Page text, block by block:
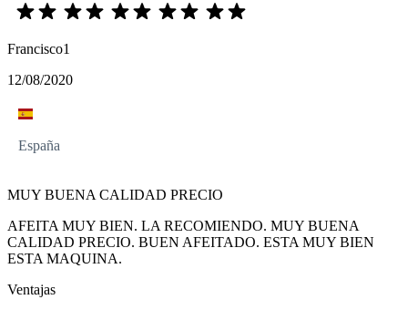
Francisco1
12/08/2020
España
MUY BUENA CALIDAD PRECIO
AFEITA MUY BIEN. LA RECOMIENDO. MUY BUENA
CALIDAD PRECIO. BUEN AFEITADO. ESTA MUY BIEN
ESTA MAQUINA.
Ventajas